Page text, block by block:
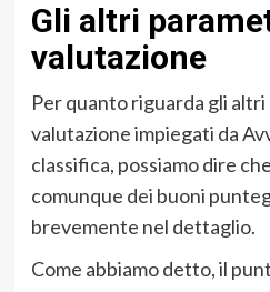
Gli altri
valutazione
Per quanto riguarda gli
valutazione impiegati da
classifica, possiamo dire
comunque dei buoni
brevemente nel dettaglio.
Come abbiamo detto, il